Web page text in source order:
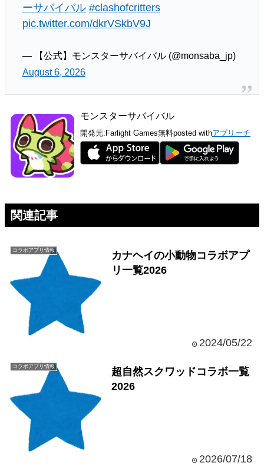
ーサバイバル #clashofcritters
pic.twitter.com/dkrVSkbV9J
— 【公式】モンスターサバイバル (@monsaba_jp)
August 6, 2026
モンスターサバイバル
開発元: Farlight Games無料posted withアプリーチ
関連記事
コラボアプリ情報
カナヘイの小動物コラボアプ
リ一覧2026
2024/05/22
コラボアプリ情報
超自然スクワッドコラボ一覧
2026
2026/07/18